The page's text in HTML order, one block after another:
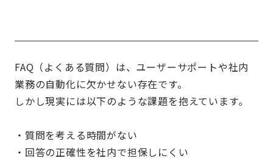
FAQ（よくある質問）は、ユーザーサポートや社内
業務の自動化に欠かせない存在です。
しかし現実には以下のような課題を抱えています。
・質問を考える時間がない
・回答の正確性を社内で担保しにくい